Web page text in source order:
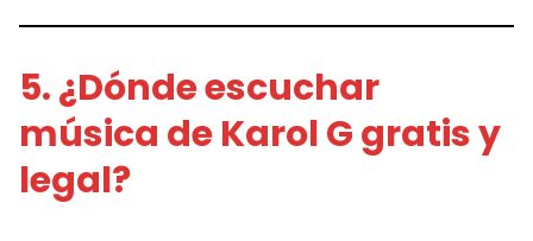
5. ¿Dónde escuchar
música de Karol G gratis y
legal?